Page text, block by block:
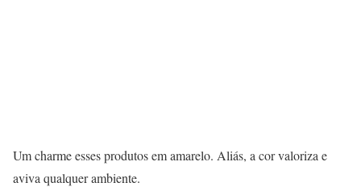
Um charme esses produtos em amarelo. Aliás, a cor valoriza e
aviva qualquer ambiente.